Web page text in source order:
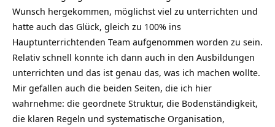
Wunsch hergekommen, möglichst viel zu unterrichten und
hatte auch das Glück, gleich zu 100% ins
Hauptunterrichtenden Team aufgenommen worden zu sein.
Relativ schnell konnte ich dann auch in den Ausbildungen
unterrichten und das ist genau das, was ich machen wollte.
Mir gefallen auch die beiden Seiten, die ich hier
wahrnehme: die geordnete Struktur, die Bodenständigkeit,
die klaren Regeln und systematische Organisation,